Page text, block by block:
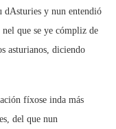
dAsturies y nun entendió
que se ye cómpliz de
asturianos, diciendo
fíxose inda más
del que nun